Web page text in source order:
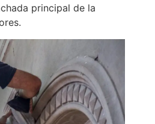
principal de la